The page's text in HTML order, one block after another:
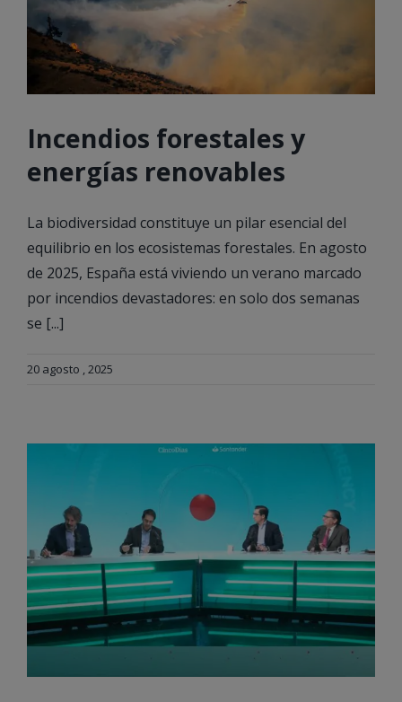
Incendios forestales y
energías renovables
La biodiversidad constituye un pilar esencial del
equilibrio en los ecosistemas forestales. En agosto
de 2025, España está viviendo un verano marcado
por incendios devastadores: en solo dos semanas
se [...]
20 agosto , 2025